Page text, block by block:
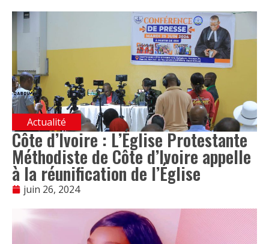
Actualité
Côte d’Ivoire : L’Église Protestante
Méthodiste de Côte d’Ivoire appelle
à la réunification de l’Église
juin 26, 2024